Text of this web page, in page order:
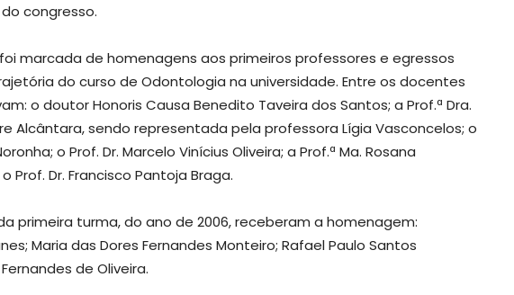
congresso.
marcada de homenagens aos primeiros professores e egressos
do curso de Odontologia na universidade. Entre os docentes
o doutor Honoris Causa Benedito Taveira dos Santos; a Prof.ª Dra.
Alcântara, sendo representada pela professora Lígia Vasconcelos; o
o Prof. Dr. Marcelo Vinícius Oliveira; a Prof.ª Ma. Rosana
Prof. Dr. Francisco Pantoja Braga.
primeira turma, do ano de 2006, receberam a homenagem:
Maria das Dores Fernandes Monteiro; Rafael Paulo Santos
de Oliveira.